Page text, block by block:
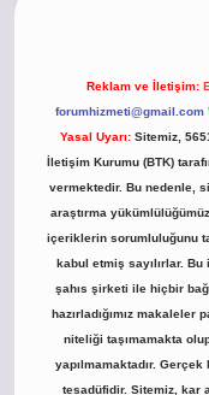
Reklam ve İletişim:
forumhizmeti@gmail.com
Yasal Uyarı: Sitemiz,
İletişim Kurumu (BTK)
vermektedir. Bu nedenle,
araştırma
içeriklerin sorumluluğunu
kabul etmiş sayılırlar.
şahıs şirketi ile hiçbir
hazırladığımız
niteliği taşımamakta
yapılmamaktadır.
tesadüfidir. Sitemiz, kar